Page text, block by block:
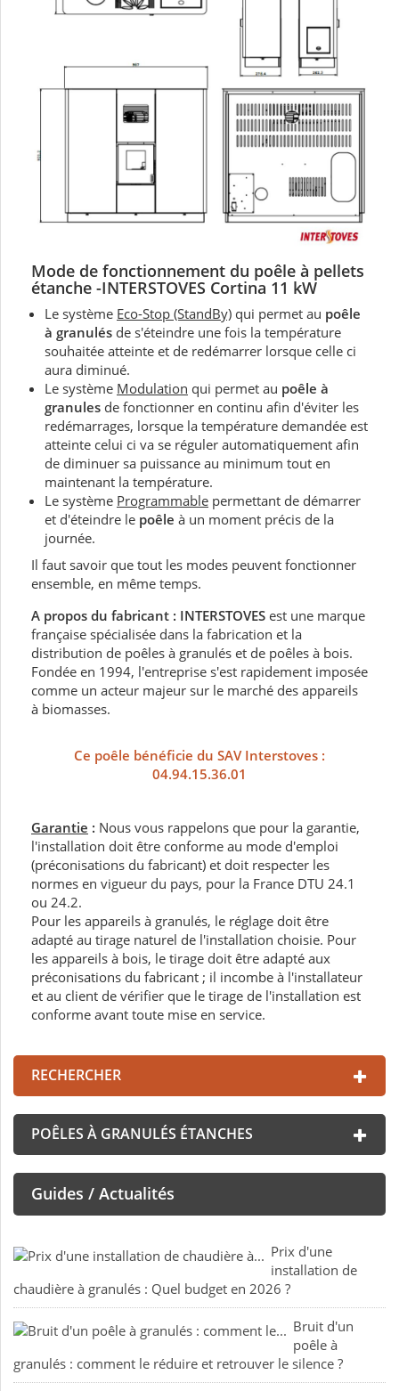
Mode de fonctionnement du poêle à pellets
étanche -INTERSTOVES Cortina 11 kW
Le système Eco-Stop (StandBy) qui permet au poêle
à granulés de s'éteindre une fois la température
souhaitée atteinte et de redémarrer lorsque celle ci
aura diminué.
Le système Modulation qui permet au poêle à
granules de fonctionner en continu afin d'éviter les
redémarrages, lorsque la température demandée est
atteinte celui ci va se réguler automatiquement afin
de diminuer sa puissance au minimum tout en
maintenant la température.
Le système Programmable permettant de démarrer
et d'éteindre le poêle à un moment précis de la
journée.
Il faut savoir que tout les modes peuvent fonctionner
ensemble, en même temps.
A propos du fabricant : INTERSTOVES est une marque
française spécialisée dans la fabrication et la
distribution de poêles à granulés et de poêles à bois.
Fondée en 1994, l'entreprise s'est rapidement imposée
comme un acteur majeur sur le marché des appareils
à biomasses.
Ce poêle bénéficie du SAV Interstoves :
04.94.15.36.01
Garantie : Nous vous rappelons que pour la garantie,
l'installation doit être conforme au mode d'emploi
(préconisations du fabricant) et doit respecter les
normes en vigueur du pays, pour la France DTU 24.1
ou 24.2.
Pour les appareils à granulés, le réglage doit être
adapté au tirage naturel de l'installation choisie. Pour
les appareils à bois, le tirage doit être adapté aux
préconisations du fabricant ; il incombe à l'installateur
et au client de vérifier que le tirage de l'installation est
conforme avant toute mise en service.
RECHERCHER
POÊLES À GRANULÉS ÉTANCHES
Guides / Actualités
Prix d'une
installation de
chaudière à granulés : Quel budget en 2026 ?
Bruit d'un
poêle à
granulés : comment le réduire et retrouver le silence ?